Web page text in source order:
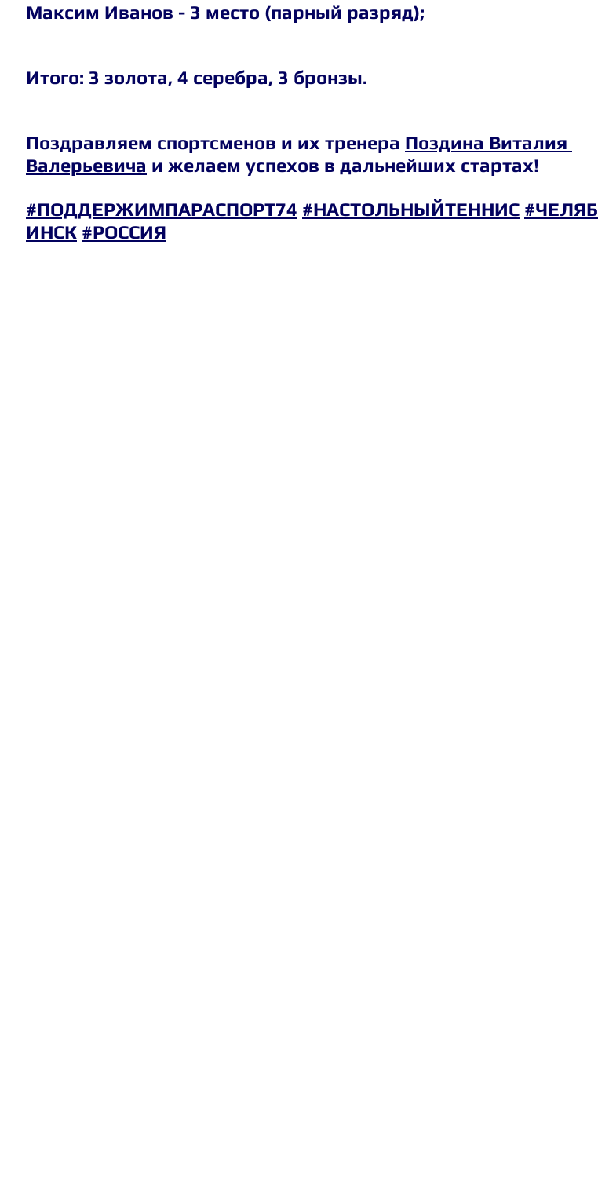
Максим Иванов - 3 место (парный разряд);
Итого: 3 золота, 4 серебра, 3 бронзы.
Поздравляем спортсменов и их тренера Поздина Виталия
Валерьевича и желаем успехов в дальнейших стартах!
#ПОДДЕРЖИМПАРАСПОРТ74 #НАСТОЛЬНЫЙТЕННИС #ЧЕЛЯБ
ИНСК #РОССИЯ